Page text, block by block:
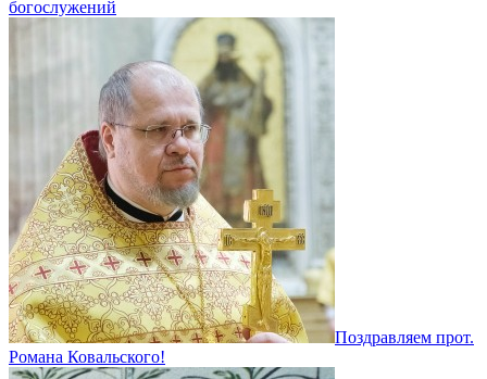
богослужений
Поздравляем прот.
Романа Ковальского!